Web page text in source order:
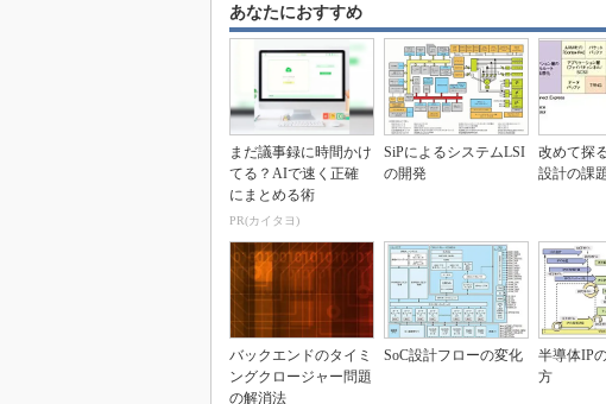
あなたにおすすめ
まだ議事録に時間かけ
てる？AIで速く正確
にまとめる術
PR(カイタヨ)
SiPによるシステムLSI
の開発
改めて探
設計の課
バックエンドのタイミ
ングクロージャー問題
の解消法
SoC設計フローの変化
半導体IP
方